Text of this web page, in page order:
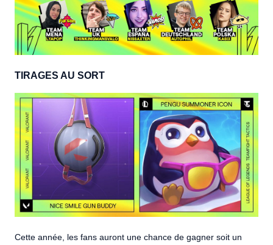
TIRAGES AU SORT
Cette année, les fans auront une chance de gagner soit un